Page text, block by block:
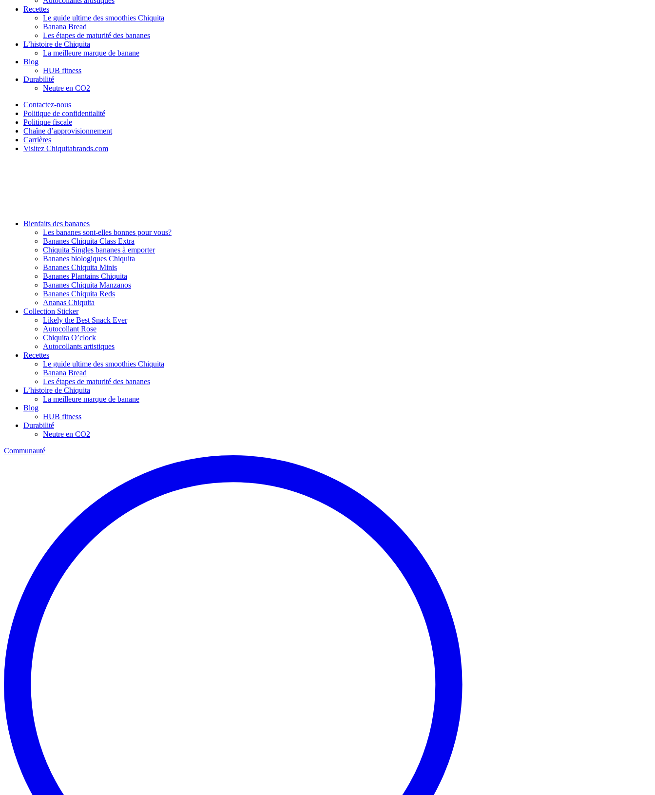
Recettes
Le guide ultime des smoothies Chiquita
Banana Bread
Les étapes de maturité des bananes
L’histoire de Chiquita
La meilleure marque de banane
Blog
HUB fitness
Durabilité
Neutre en CO2
Contactez-nous
Politique de confidentialité
Politique fiscale
Chaîne d’approvisionnement
Carrières
Visitez Chiquitabrands.com
Bienfaits des bananes
Les bananes sont-elles bonnes pour vous?
Bananes Chiquita Class Extra
Chiquita Singles bananes à emporter
Bananes biologiques Chiquita
Bananes Chiquita Minis
Bananes Plantains Chiquita
Bananes Chiquita Manzanos
Bananes Chiquita Reds
Ananas Chiquita
Collection Sticker
Likely the Best Snack Ever
Autocollant Rose
Chiquita O’clock
Autocollants artistiques
Recettes
Le guide ultime des smoothies Chiquita
Banana Bread
Les étapes de maturité des bananes
L’histoire de Chiquita
La meilleure marque de banane
Blog
HUB fitness
Durabilité
Neutre en CO2
Communauté